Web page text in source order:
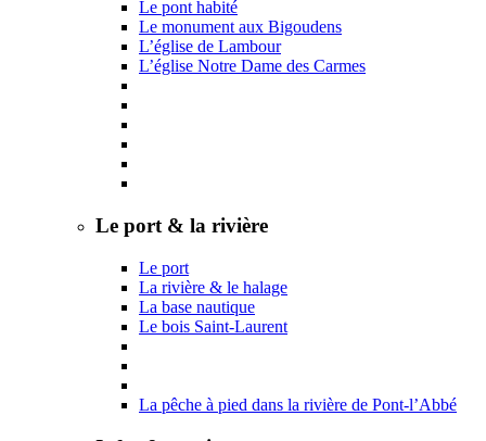
Le pont habité
Le monument aux Bigoudens
L’église de Lambour
L’église Notre Dame des Carmes
Le port & la rivière
Le port
La rivière & le halage
La base nautique
Le bois Saint-Laurent
La pêche à pied dans la rivière de Pont-l’Abbé